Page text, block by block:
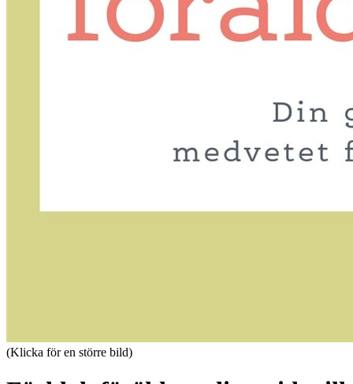
(Klicka för en större bild)